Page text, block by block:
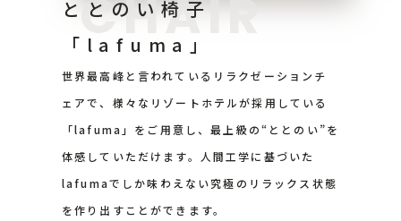
CHAIR
ととのい椅子
「lafuma」
世界最高峰と言われているリラクゼーションチ
ェアで、様々なリゾートホテルが採用している
「lafuma」をご用意し、最上級の“ととのい”を
体感していただけます。人間工学に基づいた
lafumaでしか味わえない究極のリラックス状態
を作り出すことができます。